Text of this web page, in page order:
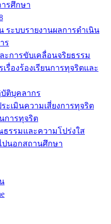
รศึกษา
ระบบรายงานผลการดำเนิน
ร
ะการขับเคลื่อนจริยธรรม
รื่องร้องเรียนการทุจริตและ
ติบุคลากร
ะเมินความเสี่ยงการทุจริต
การทุจริต
รรมและความโปร่งใส
ปนอกสถานศึกษา